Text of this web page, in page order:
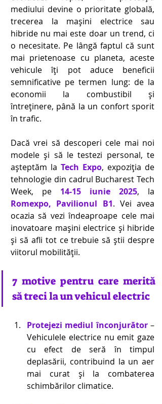
mediului devine o prioritate globală,
trecerea la mașini electrice sau
hibride nu mai este doar un trend, ci
o necesitate. Pe lângă faptul că sunt
mai prietenoase cu planeta, aceste
vehicule îți pot aduce beneficii
semnificative pe termen lung: de la
economii la combustibil și
întreținere, până la un confort sporit
în trafic.
Dacă vrei să descoperi cele mai noi
modele și să le testezi personal, te
așteptăm la Tech Expo, expoziția de
tehnologie din cadrul Bucharest Tech
Week, pe 14-15 iunie 2025
Romexpo, Pavilionul B1. Vei avea
ocazia să vezi îndeaproape cele mai
inovatoare mașini electrice și hibride
și să afli tot ce trebuie să știi despre
viitorul mobilității.
7 motive pentru care merită
să treci la un vehicul electric
Protejezi mediul înconjurător –
Vehiculele electrice nu emit gaze
cu efect de seră în timpul
deplasării, contribuind la un aer
mai curat și la combaterea
schimbărilor climatice.